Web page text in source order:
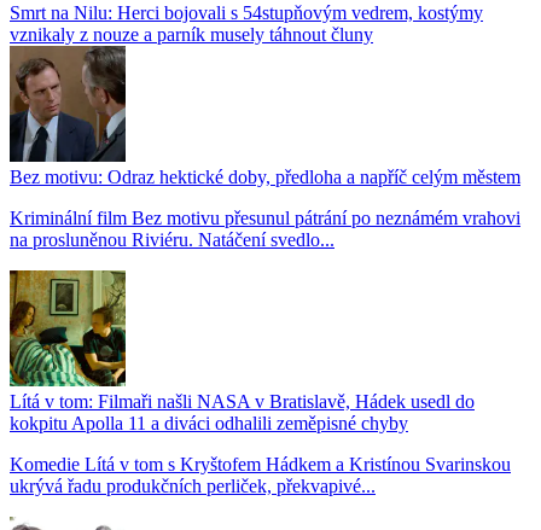
Smrt na Nilu: Herci bojovali s 54stupňovým vedrem, kostýmy
vznikaly z nouze a parník musely táhnout čluny
Bez motivu: Odraz hektické doby, předloha a napříč celým městem
Kriminální film Bez motivu přesunul pátrání po neznámém vrahovi
na prosluněnou Riviéru. Natáčení svedlo...
Lítá v tom: Filmaři našli NASA v Bratislavě, Hádek usedl do
kokpitu Apolla 11 a diváci odhalili zeměpisné chyby
Komedie Lítá v tom s Kryštofem Hádkem a Kristínou Svarinskou
ukrývá řadu produkčních perliček, překvapivé...